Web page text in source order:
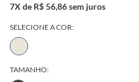
7X de R$ 56,86 sem juros
SELECIONE A COR:
TAMANHO: